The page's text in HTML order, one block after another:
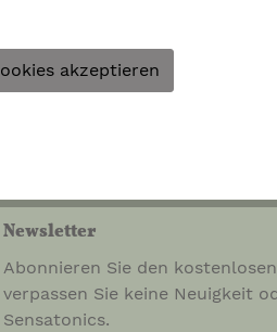
Newsletter
Abonnieren Sie den
verpassen Sie keine Neuigkeit
Sensatonics.
akzeptieren